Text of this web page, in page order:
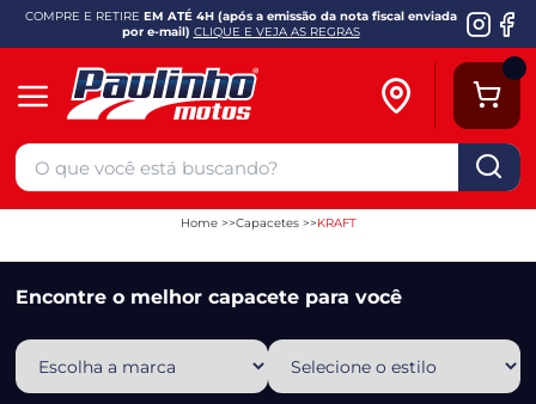
COMPRE E RETIRE EM ATÉ 4H (após a emissão da nota fiscal enviada
por e-mail) CLIQUE E VEJA AS REGRAS
Home Capacetes KRAFT
Encontre o melhor capacete para você
Escolha
a
Selecione
o